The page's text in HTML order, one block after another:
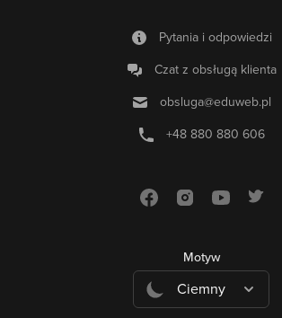
Pytania i odpowiedzi
Czat z obsługą klienta
obsluga@eduweb.pl
+48 880 880 606
Motyw
Ciemny